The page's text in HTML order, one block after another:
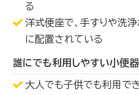
る
洋式便座で、手すりや洗
に配置されている
誰にでも利用しやすい小便
大人でも子供でも利用で